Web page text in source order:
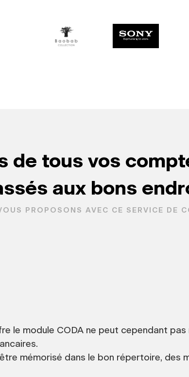
de tous vos
aux bons
PROPOSONS AVEC CE SERVICE DE
le module CODA ne peut cependant
mémorisé dans le bon répertoire, des